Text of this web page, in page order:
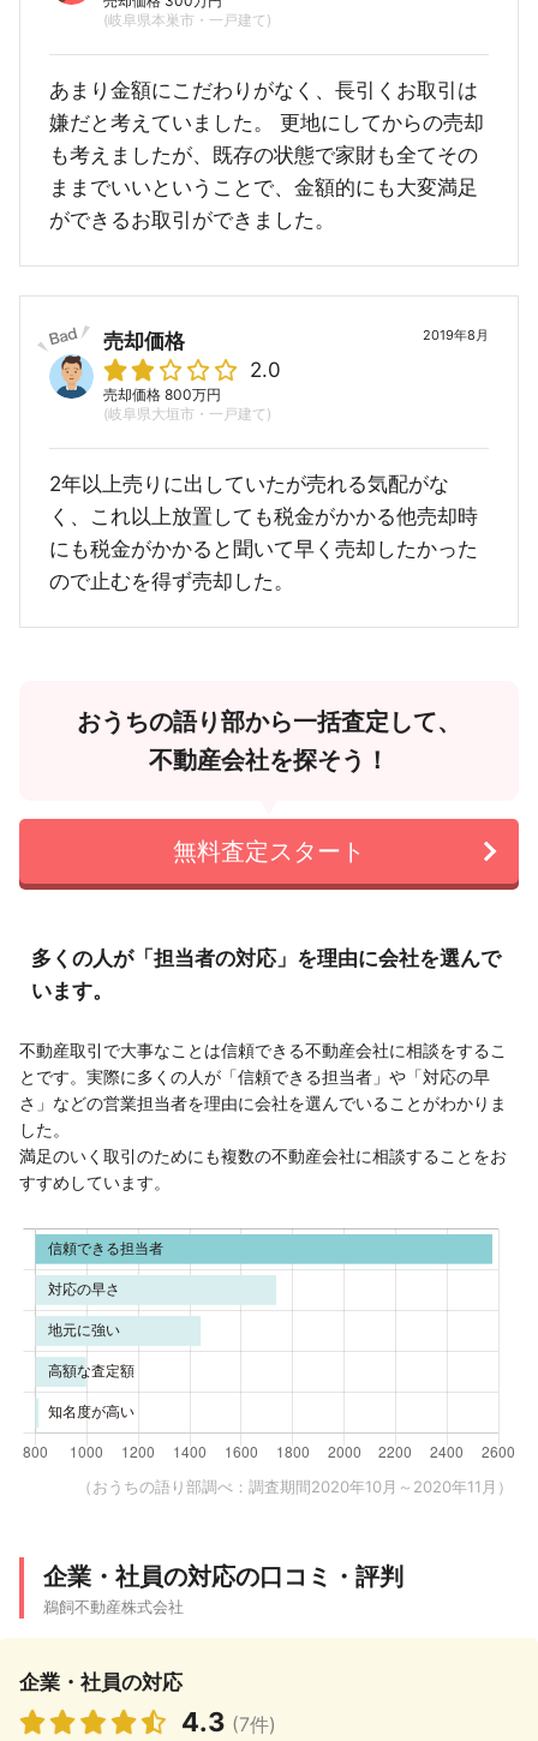
(岐阜県本巣市・一戸建て)
あまり金額にこだわりがなく、長引くお取引は
嫌だと考えていました。 更地にしてからの売却
も考えましたが、既存の状態で家財も全てその
ままでいいということで、金額的にも大変満足
ができるお取引ができました。
2019年8月
売却価格
2.0
売却価格 800万円
(岐阜県大垣市・一戸建て)
2年以上売りに出していたが売れる気配がな
く、これ以上放置しても税金がかかる他売却時
にも税金がかかると聞いて早く売却したかった
ので止むを得ず売却した。
おうちの語り部から一括査定して、
不動産会社を探そう！
無料査定スタート
多くの人が「担当者の対応」を理由に会社を選んで
います。
不動産取引で大事なことは信頼できる不動産会社に相談をするこ
とです。実際に多くの人が「信頼できる担当者」や「対応の早
さ」などの営業担当者を理由に会社を選んでいることがわかりま
した。
満足のいく取引のためにも複数の不動産会社に相談することをお
すすめしています。
（おうちの語り部調べ：調査期間2020年10月～2020年11月）
企業・社員の対応の口コミ・評判
鵜飼不動産株式会社
企業・社員の対応
4.3 (7件)